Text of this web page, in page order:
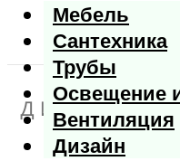
Мебель
Сантехника
Трубы
Освещение
Вентиляция
Дизайн